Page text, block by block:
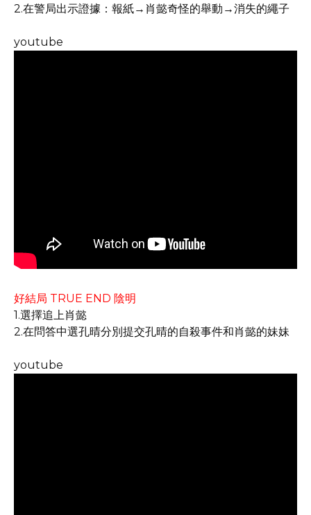
2.在警局出示證據：報紙→肖懿奇怪的舉動→消失的繩子
youtube
好結局 TRUE END 陰明
1.選擇追上肖懿
2.在問答中選孔晴分別提交孔晴的自殺事件和肖懿的妹妹
youtube